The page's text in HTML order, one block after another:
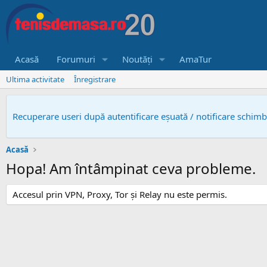
Acasă Forumuri Noutăți AmaTur
Ultima activitate Înregistrare
Recuperare useri după autentificare eșuată / notificare
Acasă
Hopa! Am întâmpinat ceva probleme.
Accesul prin VPN, Proxy, Tor și Relay nu este permis.